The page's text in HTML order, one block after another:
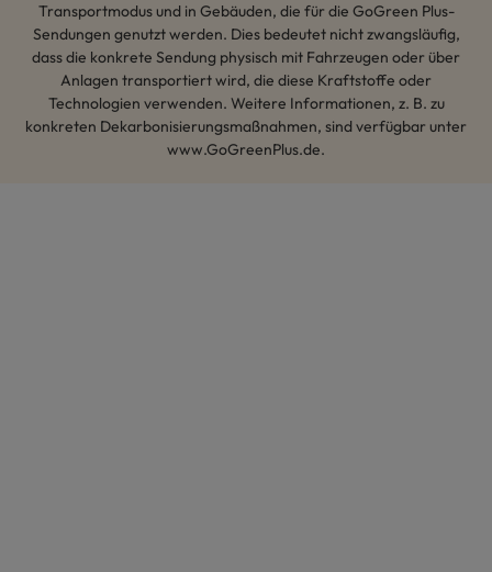
Transportmodus und in Gebäuden, die für die GoGreen Plus-
Sendungen genutzt werden. Dies bedeutet nicht zwangsläufig,
dass die konkrete Sendung physisch mit Fahrzeugen oder über
Anlagen transportiert wird, die diese Kraftstoffe oder
Technologien verwenden. Weitere Informationen, z. B. zu
konkreten Dekarbonisierungsmaßnahmen, sind verfügbar unter
www.GoGreenPlus.de.